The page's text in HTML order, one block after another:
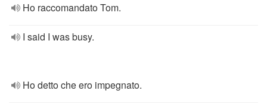
Ho raccomandato Tom.
I said I was busy.
Ho detto che ero impegnato.